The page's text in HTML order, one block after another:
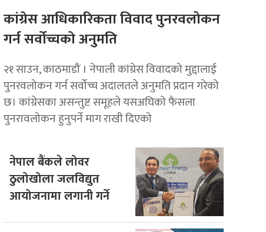
कांग्रेस आधिकारिकता विवाद पुनरवलोकन
गर्न सर्वोच्चको अनुमति
२१ साउन, काठमाडौं । नेपाली कांग्रेस विवादको मुद्दालाई
पुनरवलोकन गर्न सर्वोच्च अदालतले अनुमति प्रदान गरेको
छ। कांग्रेसका असन्तुष्ट समूहले यसअघिको फैसला
पुनरावलोकन हुनुपर्ने माग राखी दिएको
नेपाल बैंकले लोवर
ठुलोखोला जलविद्युत
आयोजनामा लगानी गर्ने